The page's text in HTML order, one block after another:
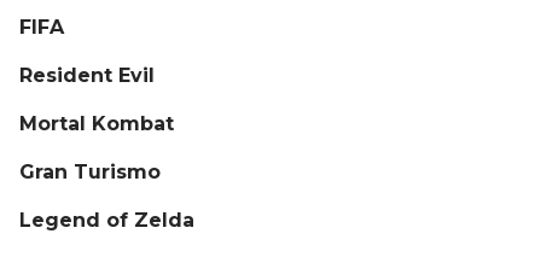
FIFA
Resident Evil
Mortal Kombat
Gran Turismo
Legend of Zelda